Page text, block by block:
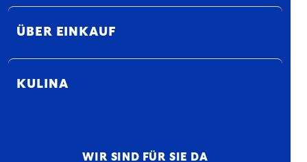
ÜBER EINKAUF
KULINA
WIR SIND FÜR SIE DA